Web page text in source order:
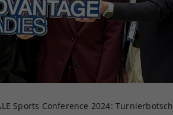
Sports Conference 2024:
Ihrer
Webseiten-